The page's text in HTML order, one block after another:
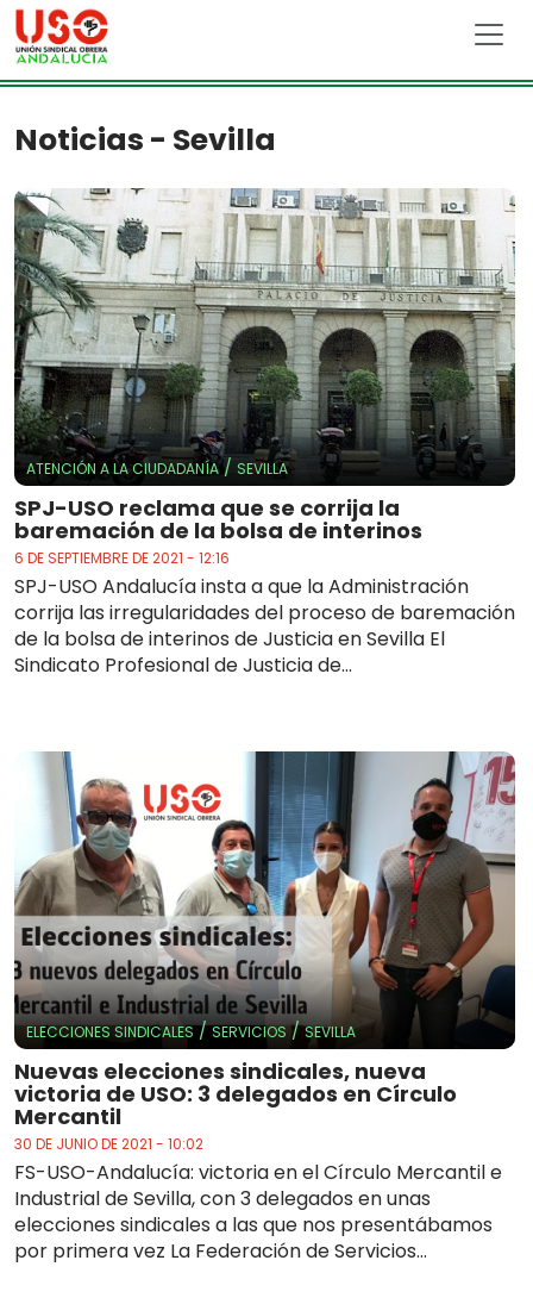
Skip to main content
Noticias - Sevilla
ATENCIÓN A LA CIUDADANÍA/ SEVILLA
SPJ-USO reclama que se corrija la
baremación de la bolsa de interinos
6 DE SEPTIEMBRE DE 2021 - 12:16
SPJ-USO Andalucía insta a que la Administración
corrija las irregularidades del proceso de baremación
de la bolsa de interinos de Justicia en Sevilla El
Sindicato Profesional de Justicia de...
ELECCIONES SINDICALES/SERVICIOS/SEVILLA
Nuevas elecciones sindicales, nueva
victoria de USO: 3 delegados en Círculo
Mercantil
30 DE JUNIO DE 2021 - 10:02
FS-USO-Andalucía: victoria en el Círculo Mercantil e
Industrial de Sevilla, con 3 delegados en unas
elecciones sindicales a las que nos presentábamos
por primera vez La Federación de Servicios...